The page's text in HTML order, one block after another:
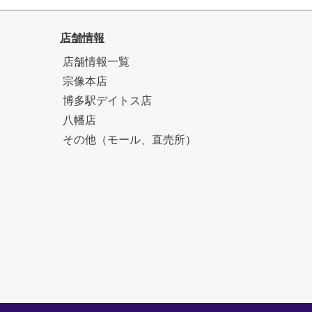
店舗情報
店舗情報一覧
宗像本店
博多駅デイトス店
八幡店
その他（モール、直売所）